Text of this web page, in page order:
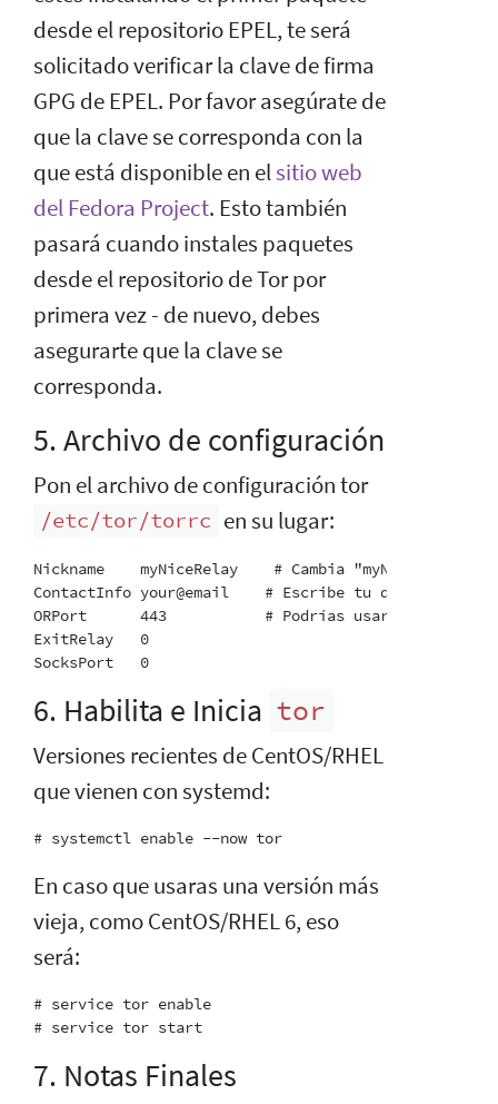
desde el repositorio EPEL, te será
solicitado verificar la clave de firma
GPG de EPEL. Por favor asegúrate de
que la clave se corresponda con la
que está disponible en elsitio web
del Fedora Project. Esto también
pasará cuando instales paquetes
desde el repositorio de Tor por
primera vez - de nuevo, debes
asegurarte que la clave se
corresponda.
5. Archivo de configuración
Pon el archivo de configuración tor
/etc/tor/torrc en su lugar:
Nickname    myNiceRelay    # Cambia "myNiceRelay"
ContactInfo your@email    # Escribe tu dirección
ORPort      443           # Podrías usar un puerto
ExitRelay   0
6. Habilita e Inicia tor
Versiones recientes de CentOS/RHEL
que vienen con systemd:
En caso que usaras una versión más
vieja, como CentOS/RHEL 6, eso
será:
# service tor enable
7. Notas Finales